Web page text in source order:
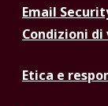
Email
Condizioni
Etica e